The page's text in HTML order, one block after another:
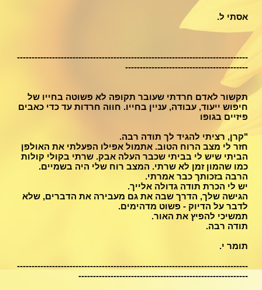
אסתי ל.
-------------------------------------------------------------------------------
------------------------------------------
תקשור לאדם חרדתי שעובר תקופה לא פשוטה בחייו של
חיפוש ייעוד, עבודה, עניין בחייו. חווה חרדות עד כדי כאבים
פיזיים בגופו
"קרן, רציתי להגיד לך תודה רבה.
חזר לי מצב הרוח הטוב. אתמול אפילו הפעלתי את האולפן
הביתי שיש לי בביתי שכבר העלה אבק. שרתי בקולי קולות
כמו שהמון זמן לא שרתי. המצב רוח שלי היה בשמיים.
הרבה בזכותך כבר אמרתי.
יש לי הכרת תודה גדולה אלייך.
הגישה שלך, הדרך שבה את גם מעבירה את הדברים, שלא
לדבר על הדיוק - פשוט מדהימים.
תמשיכי להפיץ את האור.
תודה רבה.
תומר י.
-------------------------------------------------------------------------------
----------------------------------------------------------